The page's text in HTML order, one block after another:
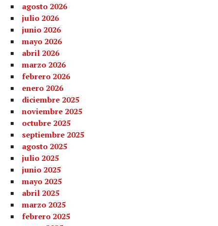
agosto 2026
julio 2026
junio 2026
mayo 2026
abril 2026
marzo 2026
febrero 2026
enero 2026
diciembre 2025
noviembre 2025
octubre 2025
septiembre 2025
agosto 2025
julio 2025
junio 2025
mayo 2025
abril 2025
marzo 2025
febrero 2025